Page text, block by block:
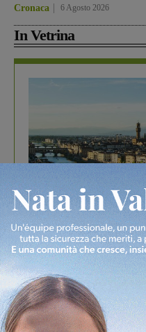
Cronaca 6 Agosto 2026
In Vetrina
In vetrina 6 Agosto 2026
Gita di famiglia a
divertire i tuoi figli